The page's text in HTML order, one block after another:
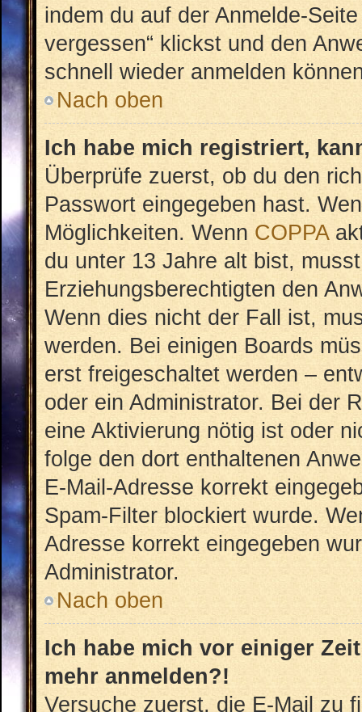
indem du auf der Anmelde-
vergessen“ klickst und den
schnell wieder anmelden
Nach oben
Ich habe mich registriert,
Überprüfe zuerst, ob du den
Passwort eingegeben hast.
Möglichkeiten. Wenn COPPA
du unter 13 Jahre alt bist,
Erziehungsberechtigten den
Wenn dies nicht der Fall ist,
werden. Bei einigen Boards
erst freigeschaltet werden –
oder ein Administrator. Bei der
eine Aktivierung nötig ist oder
folge den dort enthaltenen
E-Mail-Adresse korrekt
Spam-Filter blockiert wurde.
Adresse korrekt eingegeben
Administrator.
Nach oben
Ich habe mich vor einiger
mehr anmelden?!
Versuche zuerst, die E-Mail zu